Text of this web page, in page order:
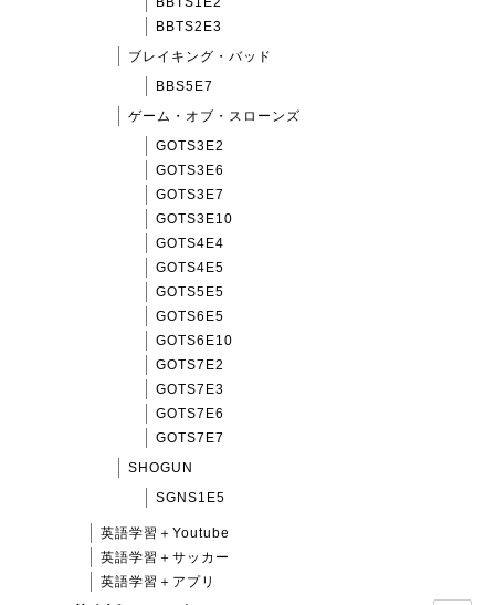
BBTS2E3
ブレイキング・バッド
BBS5E7
ゲーム・オブ・スローンズ
GOTS3E2
GOTS3E6
GOTS3E7
GOTS3E10
GOTS4E4
GOTS4E5
GOTS5E5
GOTS6E5
GOTS6E10
GOTS7E2
GOTS7E3
GOTS7E6
GOTS7E7
SHOGUN
SGNS1E5
英語学習＋Youtube
英語学習＋サッカー
英語学習＋アプリ